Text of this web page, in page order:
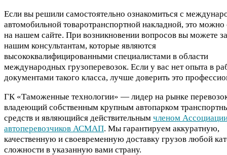
Если вы решили самостоятельно ознакомиться с
автомобильной товаротранспортной накладной, это можно
на нашем сайте. При возникновении вопросов вы можете
нашим консультантам, которые являются
высококвалифицированными специалистами в области
международных грузоперевозок. Если у вас нет опыта в
документами такого класса, лучше доверить это
ГК «Таможенные технологии» — лидер на рынке
владеющий собственным крупным автопарком
средств и являющийся действительным членом
автоперевозчиков АСМАП. Мы гарантируем аккуратную,
качественную и своевременную доставку грузов любой
сложности в указанную вами страну.